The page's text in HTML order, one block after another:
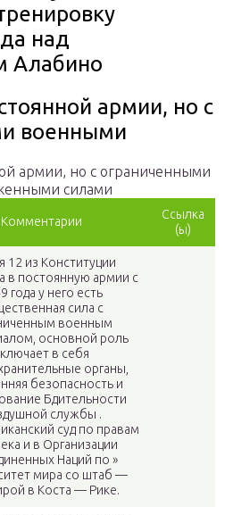
над
Алабино
армии, но с
военными
армии, но с ограниченными
силами
Комментарии
Ссылка
(ы)
12 из Конституции
в постоянную армии с
года у него есть
сила с
военным
основной роль
в себя
органы,
безопасность и
Бдительности
службы .
суд по правам
и в Организации
Наций по »
мира со штаб —
в Коста — Рике.